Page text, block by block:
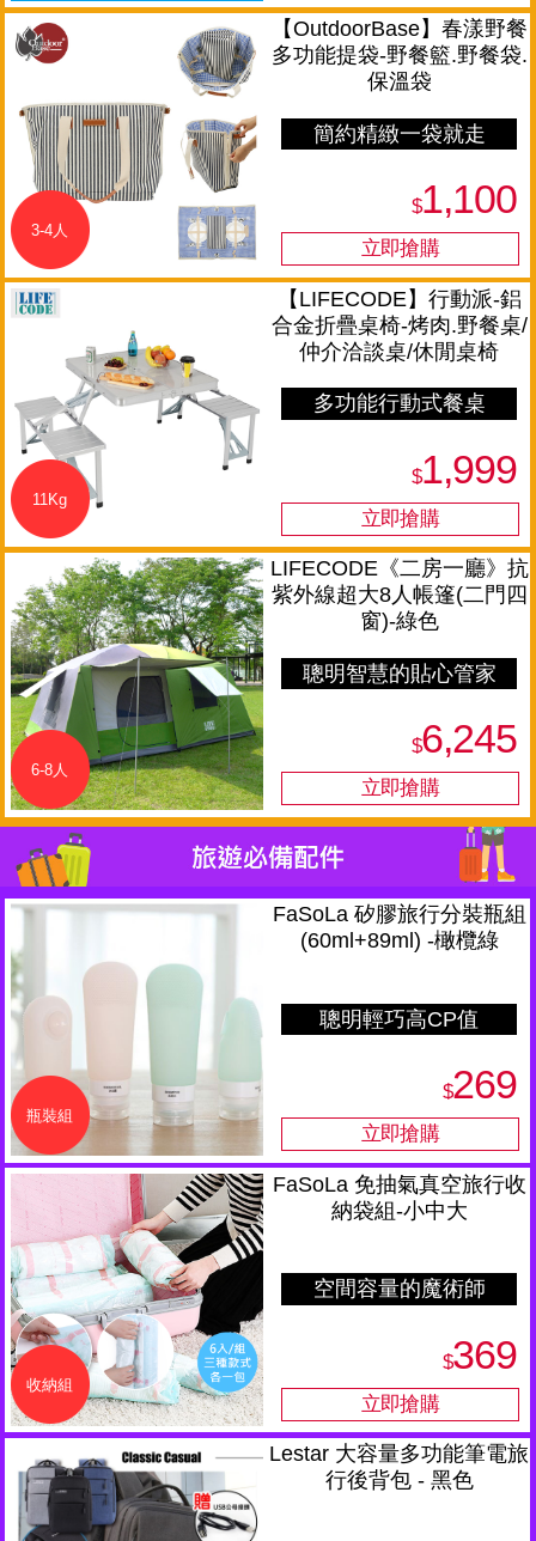
3-4人
簡約精緻一袋就走
【OutdoorBase】春漾野餐
多功能提袋-野餐籃.野餐袋.
保溫袋
$1,100
11Kg
多功能行動式餐桌
【LIFECODE】行動派-鋁
合金折疊桌椅-烤肉.野餐桌/
仲介洽談桌/休閒桌椅
$1,999
6-8人
聰明智慧的貼心管家
LIFECODE《二房一廳》抗
紫外線超大8人帳篷(二門四
窗)-綠色
$6,245
瓶裝組
聰明輕巧高CP值
FaSoLa 矽膠旅行分裝瓶組
(60ml+89ml) -橄欖綠
$269
收納組
空間容量的魔術師
FaSoLa 免抽氣真空旅行收
納袋組-小中大
$369
Lestar 大容量多功能筆電旅
行後背包 - 黑色